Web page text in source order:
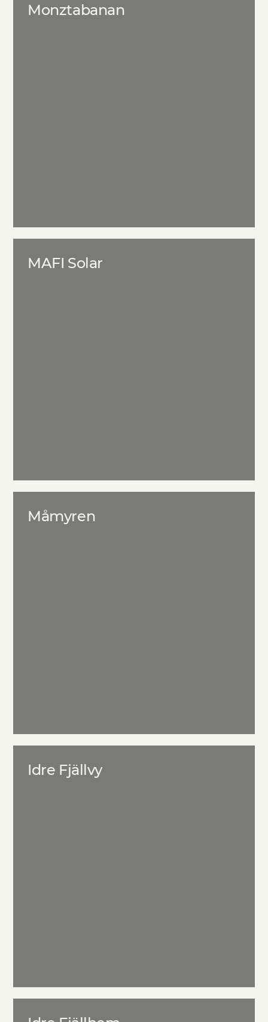
Monztabanan
MAFI Solar
Måmyren
Idre Fjällvy